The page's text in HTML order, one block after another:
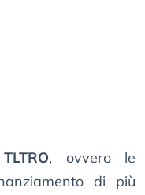
, ovvero le
di più